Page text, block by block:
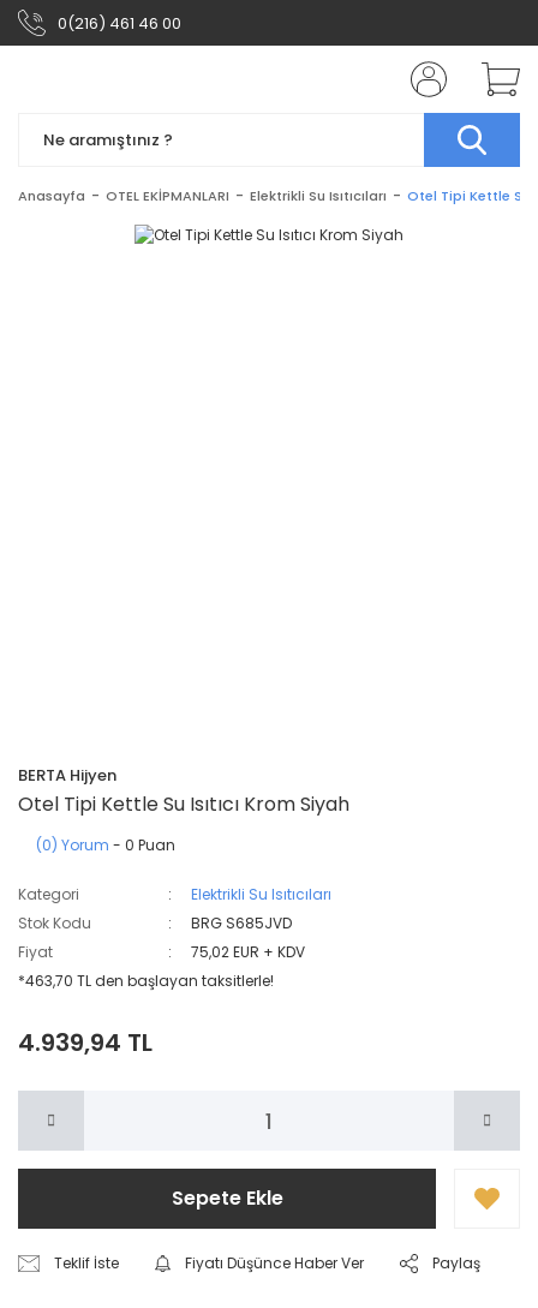
0(216) 461 46 00
Anasayfa OTEL EKİPMANLARI Elektrikli Su Isıtıcıları Otel Tipi Kettle Su
BERTA Hijyen
Otel Tipi Kettle Su Isıtıcı Krom Siyah
(0) Yorum - 0 Puan
Kategori
Elektrikli Su Isıtıcıları
Stok Kodu
BRG S685JVD
Fiyat
75,02 EUR + KDV
*463,70 TL den başlayan taksitlerle!
4.939,94 TL
Sepete Ekle
Teklif İste Fiyatı Düşünce Haber Ver Paylaş